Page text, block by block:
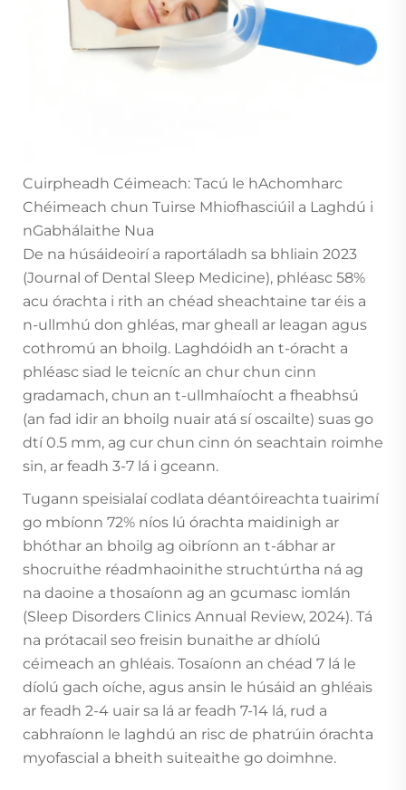
Cuirpheadh Céimeach: Tacú le hAchomharc
Chéimeach chun Tuirse Mhiofhasciúil a Laghdú i
nGabhálaithe Nua
De na húsáideoirí a raportáladh sa bhliain 2023
(Journal of Dental Sleep Medicine), phléasc 58%
acu órachta i rith an chéad sheachtaine tar éis a
n-ullmhú don ghléas, mar gheall ar leagan agus
cothromú an bhoilg. Laghdóidh an t-óracht a
phléasc siad le teicníc an chur chun cinn
gradamach, chun an t-ullmhaíocht a fheabhsú
(an fad idir an bhoilg nuair atá sí oscailte) suas go
dtí 0.5 mm, ag cur chun cinn ón seachtain roimhe
sin, ar feadh 3-7 lá i gceann.
Tugann speisialaí codlata déantóireachta tuairimí
go mbíonn 72% níos lú órachta maidinigh ar
bhóthar an bhoilg ag oibríonn an t-ábhar ar
shocruithe réadmhaoinithe struchtúrtha ná ag
na daoine a thosaíonn ag an gcumasc iomlán
(Sleep Disorders Clinics Annual Review, 2024). Tá
na prótacail seo freisin bunaithe ar dhíolú
céimeach an ghléais. Tosaíonn an chéad 7 lá le
díolú gach oíche, agus ansin le húsáid an ghléais
ar feadh 2-4 uair sa lá ar feadh 7-14 lá, rud a
cabhraíonn le laghdú an risc de phatrúin órachta
myofascial a bheith suiteaithe go doimhne.